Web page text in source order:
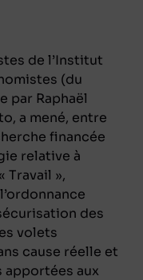
de l’Institut
(du
par Raphaël
a mené, entre
financée
relative à
Travail »,
des
volets
cause réelle et
aux